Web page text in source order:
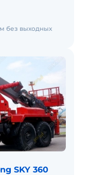
без выходных
SKY 360